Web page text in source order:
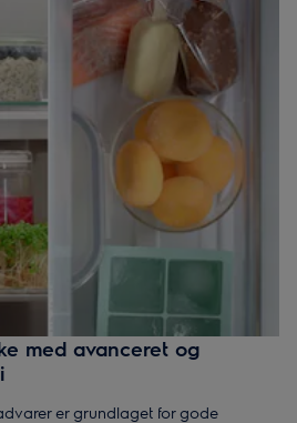
med avanceret og
er grundlaget for gode